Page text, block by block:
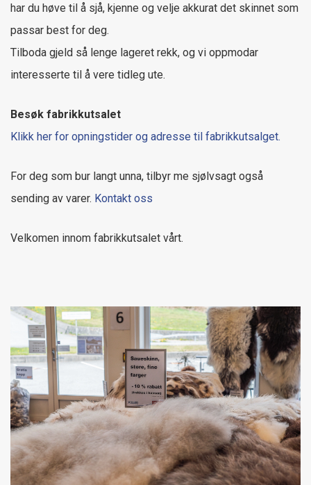
har du høve til å sjå, kjenne og velje akkurat det skinnet som
passar best for deg.
Tilboda gjeld så lenge lageret rekk, og vi oppmodar
interesserte til å vere tidleg ute.
Besøk fabrikkutsalet
Klikk her for opningstider og adresse til fabrikkutsalget.
For deg som bur langt unna, tilbyr me sjølvsagt også
sending av varer. Kontakt oss
Velkomen innom fabrikkutsalet vårt.